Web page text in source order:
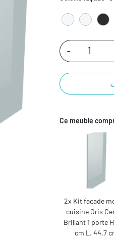
-
Ce meuble
2x Kit façade
cuisine Gris
Brillant 1 porte
cm L. 44,7